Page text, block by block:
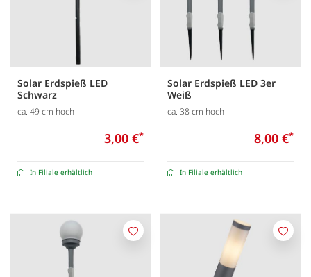
Solar Erdspieß LED
Schwarz
ca. 49 cm hoch
3,00 €*
In Filiale erhältlich
Solar Erdspieß LED 3er
Weiß
ca. 38 cm hoch
8,00 €*
In Filiale erhältlich
Merken